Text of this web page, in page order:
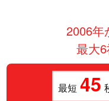
2006年
最大6
最短 45